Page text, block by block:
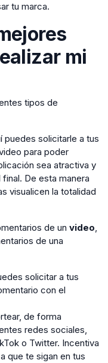
tu marca.
mi
tipos de
puedes solicitarle a tus
para poder
sea atractiva y
De esta manera
visualicen la totalidad
de un video,
de una
solicitar a tus
con el
de forma
redes sociales,
o Twitter. Incentiva
que te sigan en tus